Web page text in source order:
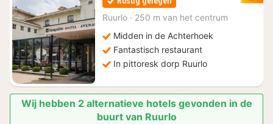
vanaf
€
Ruurlo · 250 m van het centrum
Midden in de Achterhoek
Fantastisch restaurant
In pittoresk dorp Ruurlo
Wij hebben 2 alternatieve hotels gevonden in de
buurt van Ruurlo